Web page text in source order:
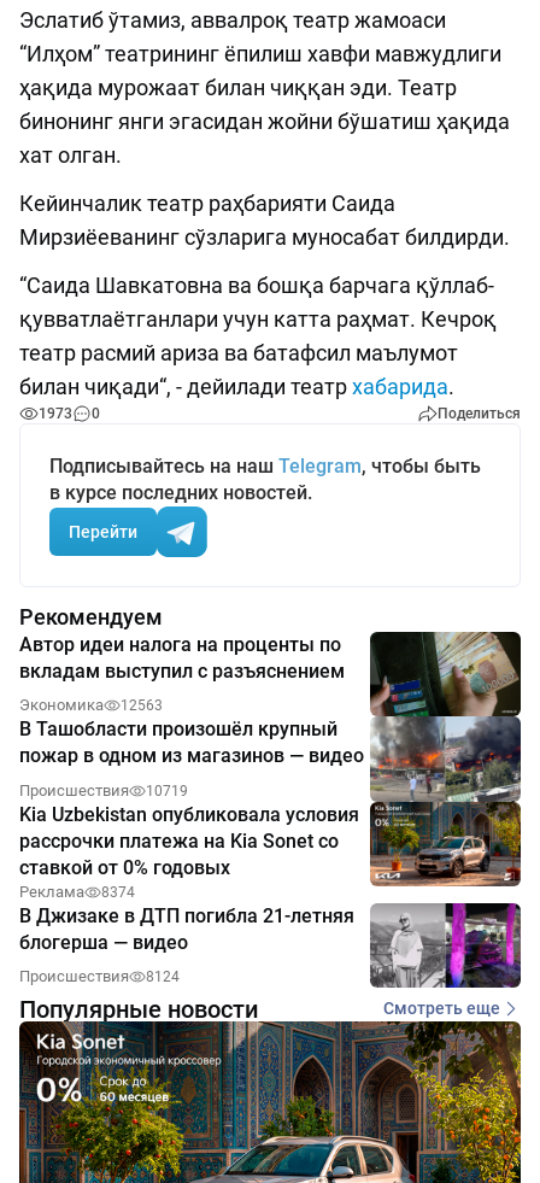
Эслатиб ўтамиз, аввалроқ театр жамоаси
“Илҳом” театрининг ёпилиш хавфи мавжудлиги
ҳақида мурожаат билан чиққан эди. Театр
бинонинг янги эгасидан жойни бўшатиш ҳақида
хат олган.
Кейинчалик театр раҳбарияти Саида
Мирзиёеванинг сўзларига муносабат билдирди.
“Саида Шавкатовна ва бошқа барчага қўллаб-
қувватлаётганлари учун катта раҳмат. Кечроқ
театр расмий ариза ва батафсил маълумот
билан чиқади“, - дейилади театрхабарида.
1973 0 Поделиться
Подписывайтесь на наш Telegram, чтобы быть
в курсе последних новостей.
Перейти
Рекомендуем
Автор идеи налога на проценты по
вкладам выступил с разъяснением
Экономика 12563
В Ташобласти произошёл крупный
пожар в одном из магазинов — видео
Происшествия 10719
Kia Uzbekistan опубликовала условия
рассрочки платежа на Kia Sonet со
ставкой от 0% годовых
Реклама 8374
В Джизаке в ДТП погибла 21-летняя
блогерша — видео
Происшествия 8124
Популярные новости Смотреть еще